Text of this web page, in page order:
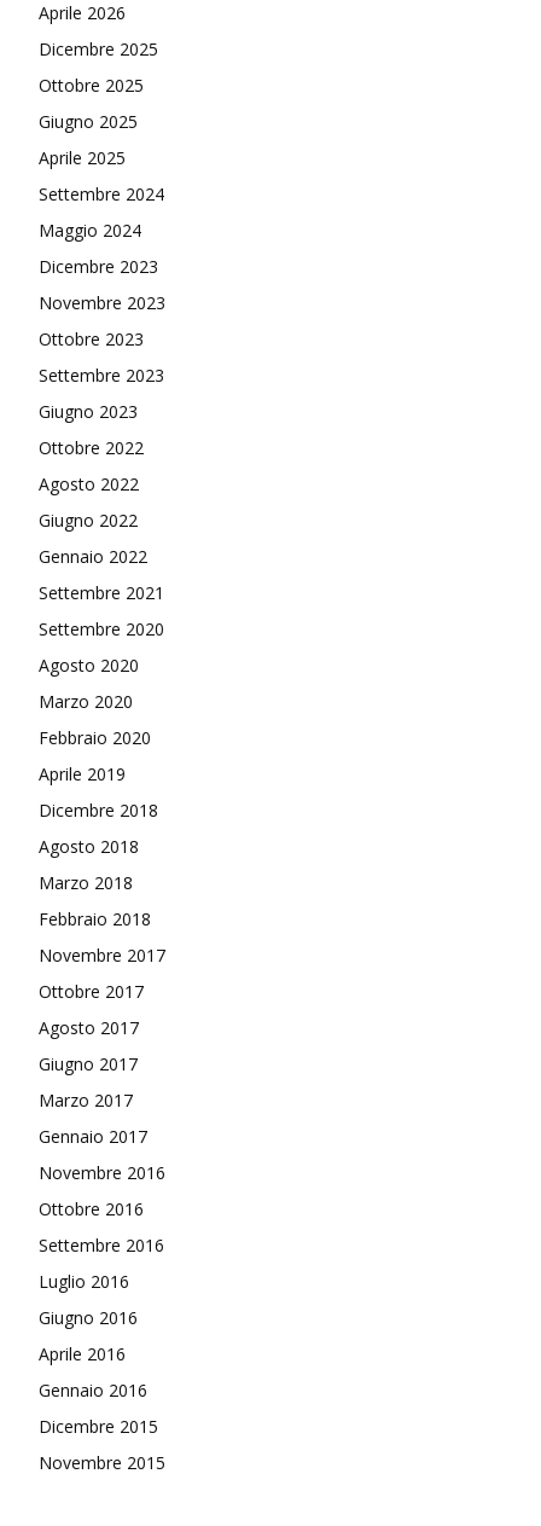
Aprile 2026
Dicembre 2025
Ottobre 2025
Giugno 2025
Aprile 2025
Settembre 2024
Maggio 2024
Dicembre 2023
Novembre 2023
Ottobre 2023
Settembre 2023
Giugno 2023
Ottobre 2022
Agosto 2022
Giugno 2022
Gennaio 2022
Settembre 2021
Settembre 2020
Agosto 2020
Marzo 2020
Febbraio 2020
Aprile 2019
Dicembre 2018
Agosto 2018
Marzo 2018
Febbraio 2018
Novembre 2017
Ottobre 2017
Agosto 2017
Giugno 2017
Marzo 2017
Gennaio 2017
Novembre 2016
Ottobre 2016
Settembre 2016
Luglio 2016
Giugno 2016
Aprile 2016
Gennaio 2016
Dicembre 2015
Novembre 2015